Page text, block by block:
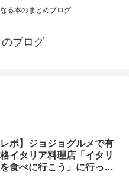
る本のまとめブログ
ブログ
レポ】ジョジョグルメで有
イタリア料理店「イタリ
食べに行こう」に行って